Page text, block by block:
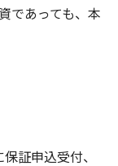
であっても、本
証申込受付、